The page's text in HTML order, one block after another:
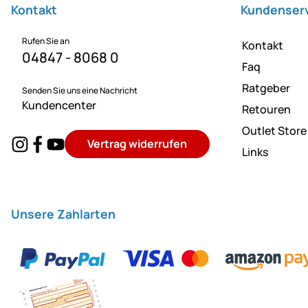
Kontakt
Rufen Sie an
04847 - 8068 0
Senden Sie uns eine Nachricht
Kundencenter
Vertrag widerrufen
Kontakt
Faq
Ratgeber
Retouren
Outlet Store
Links
Unsere Zahlarten